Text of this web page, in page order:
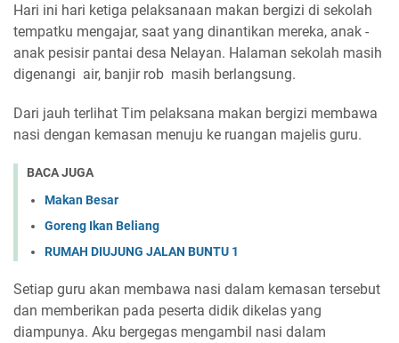
Hari ini hari ketiga pelaksanaan makan bergizi di sekolah
tempatku mengajar, saat yang dinantikan mereka, anak -
anak pesisir pantai desa Nelayan. Halaman sekolah masih
digenangi air, banjir rob masih berlangsung.
Dari jauh terlihat Tim pelaksana makan bergizi membawa
nasi dengan kemasan menuju ke ruangan majelis guru.
BACA JUGA
Makan Besar
Goreng Ikan Beliang
RUMAH DIUJUNG JALAN BUNTU 1
Setiap guru akan membawa nasi dalam kemasan tersebut
dan memberikan pada peserta didik dikelas yang
diampunya. Aku bergegas mengambil nasi dalam